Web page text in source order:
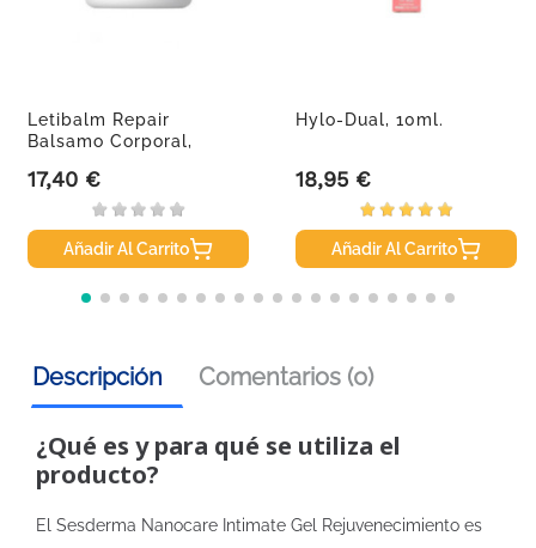
Letibalm Repair
Balsamo Corporal,
Precio
17,40 €
Añadir Al Carrito
Hylo-Dual, 10ml.
Precio
18,95 €
Añadir Al Carrito
Descripción Comentarios (0)
¿Qué es y para qué se utiliza el
producto?
El Sesderma Nanocare Intimate Gel Rejuvenecimiento es